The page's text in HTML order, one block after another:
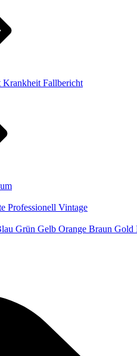
Krankheit Fallbericht
Professionell Vintage
Grün Gelb Orange Braun Gold